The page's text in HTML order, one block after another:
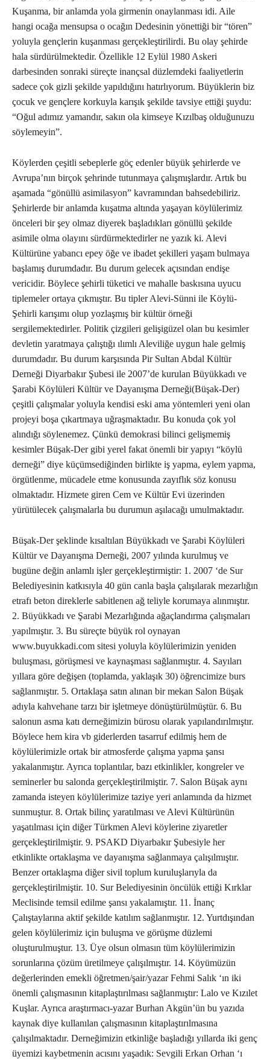
Kuşanma, bir anlamda yola girmenin onaylanması idi. Aile
hangi ocağa mensupsa o ocağın Dedesinin yönettiği bir “tören”
yoluyla gençlerin kuşanması gerçekleştirilirdi. Bu olay şehirde
hala sürdürülmektedir. Özellikle 12 Eylül 1980 Askeri
darbesinden sonraki süreçte inançsal düzlemdeki faaliyetlerin
sadece çok gizli şekilde yapıldığını hatırlıyorum. Büyüklerin biz
çocuk ve gençlere korkuyla karışık şekilde tavsiye ettiği şuydu:
“Oğul adımız yamandır, sakın ola kimseye Kızılbaş olduğunuzu
söylemeyin”.
Köylerden çeşitli sebeplerle göç edenler büyük şehirlerde ve
Avrupa’nın birçok şehrinde tutunmaya çalışmışlardır. Artık bu
aşamada “gönüllü asimilasyon” kavramından bahsedebiliriz.
Şehirlerde bir anlamda kuşatma altında yaşayan köylülerimiz
önceleri bir şey olmaz diyerek başladıkları gönüllü şekilde
asimile olma olayını sürdürmektedirler ne yazık ki. Alevi
Kültürüne yabancı epey öğe ve ibadet şekilleri yaşam bulmaya
başlamış durumdadır. Bu durum gelecek açısından endişe
vericidir. Böylece şehirli tüketici ve mahalle baskısına uyucu
tiplemeler ortaya çıkmıştır. Bu tipler Alevi-Sünni ile Köylü-
Şehirli karışımı olup yozlaşmış bir kültür örneği
sergilemektedirler. Politik çizgileri gelişigüzel olan bu kesimler
devletin yaratmaya çalıştığı ılımlı Aleviliğe uygun hale gelmiş
durumdadır. Bu durum karşısında Pir Sultan Abdal Kültür
Derneği Diyarbakır Şubesi ile 2007’de kurulan Büyükkadı ve
Şarabi Köylüleri Kültür ve Dayanışma Derneği(Büşak-Der)
çeşitli çalışmalar yoluyla kendisi eski ama yöntemleri yeni olan
projeyi boşa çıkartmaya uğraşmaktadır. Bu konuda çok yol
alındığı söylenemez. Çünkü demokrasi bilinci gelişmemiş
kesimler Büşak-Der gibi yerel fakat önemli bir yapıyı “köylü
derneği” diye küçümsediğinden birlikte iş yapma, eylem yapma,
örgütlenme, mücadele etme konusunda zayıflık söz konusu
olmaktadır. Hizmete giren Cem ve Kültür Evi üzerinden
yürütülecek çalışmalarla bu durumun aşılacağı umulmaktadır.
Büşak-Der şeklinde kısaltılan Büyükkadı ve Şarabi Köylüleri
Kültür ve Dayanışma Derneği, 2007 yılında kurulmuş ve
bugüne değin anlamlı işler gerçekleştirmiştir: 1. 2007 ‘de Sur
Belediyesinin katkısıyla 40 gün canla başla çalışılarak mezarlığın
etrafı beton direklerle sabitlenen ağ teliyle korumaya alınmıştır.
2. Büyükkadı ve Şarabi Mezarlığında ağaçlandırma çalışmaları
yapılmıştır. 3. Bu süreçte büyük rol oynayan
www.buyukkadi.com sitesi yoluyla köylülerimizin yeniden
buluşması, görüşmesi ve kaynaşması sağlanmıştır. 4. Sayıları
yıllara göre değişen (toplamda, yaklaşık 30) öğrencimize burs
sağlanmıştır. 5. Ortaklaşa satın alınan bir mekan Salon Büşak
adıyla kahvehane tarzı bir işletmeye dönüştürülmüştür. 6. Bu
salonun asma katı derneğimizin bürosu olarak yapılandırılmıştır.
Böylece hem kira vb giderlerden tasarruf edilmiş hem de
köylülerimizle ortak bir atmosferde çalışma yapma şansı
yakalanmıştır. Ayrıca toplantılar, bazı etkinlikler, kongreler ve
seminerler bu salonda gerçekleştirilmiştir. 7. Salon Büşak aynı
zamanda isteyen köylülerimize taziye yeri anlamında da hizmet
sunmuştur. 8. Ortak bilinç yaratılması ve Alevi Kültürünün
yaşatılması için diğer Türkmen Alevi köylerine ziyaretler
gerçekleştirilmiştir. 9. PSAKD Diyarbakır Şubesiyle her
etkinlikte ortaklaşma ve dayanışma sağlanmaya çalışılmıştır.
Benzer ortaklaşma diğer sivil toplum kuruluşlarıyla da
gerçekleştirilmiştir. 10. Sur Belediyesinin öncülük ettiği Kırklar
Meclisinde temsil edilme şansı yakalamıştır. 11. İnanç
Çalıştaylarına aktif şekilde katılım sağlanmıştır. 12. Yurtdışından
gelen köylülerimiz için buluşma ve görüşme düzlemi
oluşturulmuştur. 13. Üye olsun olmasın tüm köylülerimizin
sorunlarına çözüm üretilmeye çalışılmıştır. 14. Köyümüzün
değerlerinden emekli öğretmen/şair/yazar Fehmi Salık ‘ın iki
önemli çalışmasının kitaplaştırılması sağlanmıştır: Lalo ve Kızılet
Kuşlar. Ayrıca araştırmacı-yazar Burhan Akgün’ün bu yazıda
kaynak diye kullanılan çalışmasının kitaplaştırılmasına
çalışılmaktadır. Derneğimizin etkinliğe başladığı yıllarda iki genç
üyemizi kaybetmenin acısını yaşadık: Sevgili Erkan Orhan ‘ı